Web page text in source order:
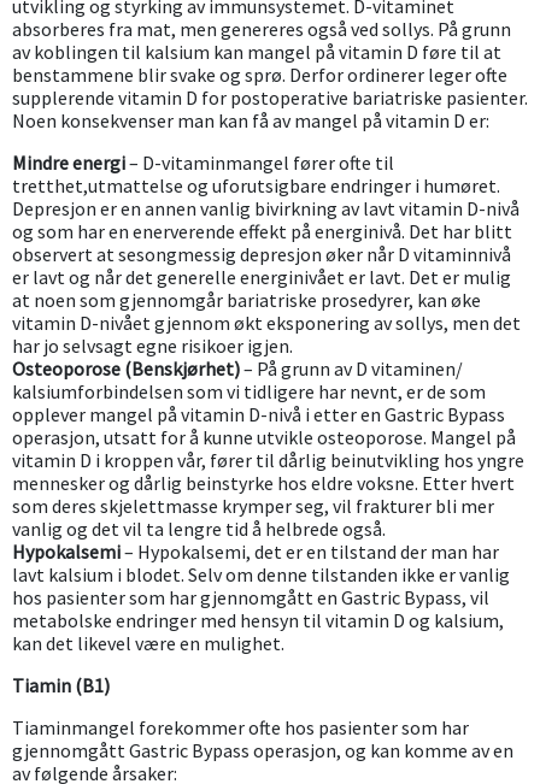
utvikling og styrking av immunsystemet. D-vitaminet
absorberes fra mat, men genereres også ved sollys. På grunn
av koblingen til kalsium kan mangel på vitamin D føre til at
benstammene blir svake og sprø. Derfor ordinerer leger ofte
supplerende vitamin D for postoperative bariatriske pasienter.
Noen konsekvenser man kan få av mangel på vitamin D er:
Mindre energi– D-vitaminmangel fører ofte til
tretthet,utmattelse og uforutsigbare endringer i humøret.
Depresjon er en annen vanlig bivirkning av lavt vitamin D-nivå
og som har en enerverende effekt på energinivå. Det har blitt
observert at sesongmessig depresjon øker når D vitaminnivå
er lavt og når det generelle energinivået er lavt. Det er mulig
at noen som gjennomgår bariatriske prosedyrer, kan øke
vitamin D-nivået gjennom økt eksponering av sollys, men det
har jo selvsagt egne risikoer igjen.
Osteoporose (Benskjørhet)– På grunn av D vitaminen/
kalsiumforbindelsen som vi tidligere har nevnt, er de som
opplever mangel på vitamin D-nivå i etter en Gastric Bypass
operasjon, utsatt for å kunne utvikle osteoporose. Mangel på
vitamin D i kroppen vår, fører til dårlig beinutvikling hos yngre
mennesker og dårlig beinstyrke hos eldre voksne. Etter hvert
som deres skjelettmasse krymper seg, vil frakturer bli mer
vanlig og det vil ta lengre tid å helbrede også.
Hypokalsemi– Hypokalsemi, det er en tilstand der man har
lavt kalsium i blodet. Selv om denne tilstanden ikke er vanlig
hos pasienter som har gjennomgått en Gastric Bypass, vil
metabolske endringer med hensyn til vitamin D og kalsium,
kan det likevel være en mulighet.
Tiamin (B1)
Tiaminmangel forekommer ofte hos pasienter som har
gjennomgått Gastric Bypass operasjon, og kan komme av en
av følgende årsaker: